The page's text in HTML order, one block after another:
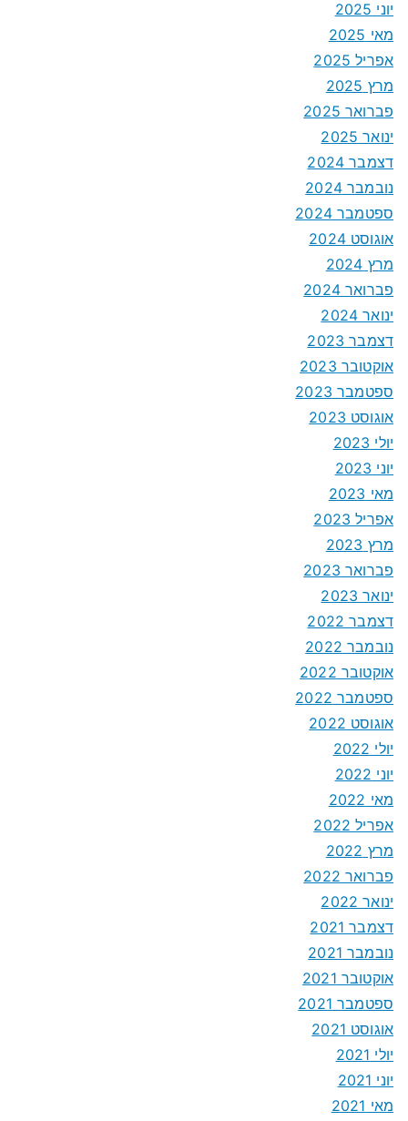
יוני 2025
מאי 2025
אפריל 2025
מרץ 2025
פברואר 2025
ינואר 2025
דצמבר 2024
נובמבר 2024
ספטמבר 2024
אוגוסט 2024
מרץ 2024
פברואר 2024
ינואר 2024
דצמבר 2023
אוקטובר 2023
ספטמבר 2023
אוגוסט 2023
יולי 2023
יוני 2023
מאי 2023
אפריל 2023
מרץ 2023
פברואר 2023
ינואר 2023
דצמבר 2022
נובמבר 2022
אוקטובר 2022
ספטמבר 2022
אוגוסט 2022
יולי 2022
יוני 2022
מאי 2022
אפריל 2022
מרץ 2022
פברואר 2022
ינואר 2022
דצמבר 2021
נובמבר 2021
אוקטובר 2021
ספטמבר 2021
אוגוסט 2021
יולי 2021
יוני 2021
מאי 2021